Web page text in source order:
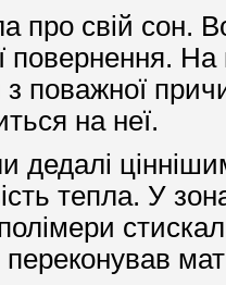
про свій сон.
повернення.
з поважної
на неї.
дедалі
тепла. У